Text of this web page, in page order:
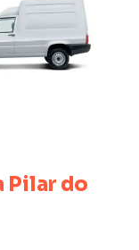
Pilar do